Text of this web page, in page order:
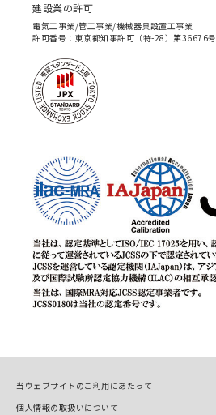
建設業の許可
電気工事業/管工事業/機械器具設置工事業
許可番号：東京都知事許可（特-28）第36676号
当ウェブサイトのご利用にあたって
個人情報の取扱いについて